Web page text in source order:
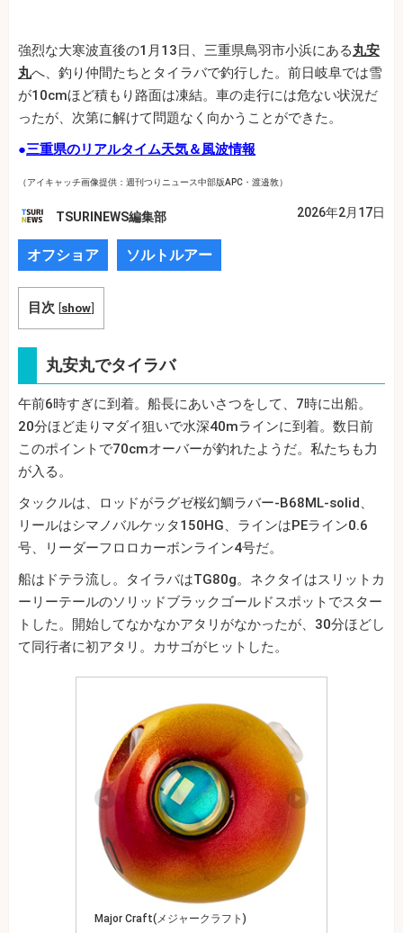
強烈な大寒波直後の1月13日、三重県鳥羽市小浜にある丸安
丸へ、釣り仲間たちとタイラバで釣行した。前日岐阜では雪
が10cmほど積もり路面は凍結。車の走行には危ない状況だ
ったが、次第に解けて問題なく向かうことができた。
●三重県のリアルタイム天気＆風波情報
（アイキャッチ画像提供：週刊つりニュース中部版APC・渡邉敦）
TSURINEWS編集部 2026年2月17日
オフショア ソルトルアー
目次 [show]
丸安丸でタイラバ
午前6時すぎに到着。船長にあいさつをして、7時に出船。
20分ほど走りマダイ狙いで水深40mラインに到着。数日前
このポイントで70cmオーバーが釣れたようだ。私たちも力
が入る。
タックルは、ロッドがラグゼ桜幻鯛ラバー‐B68ML‐solid、
リールはシマノバルケッタ150HG、ラインはPEライン0.6
号、リーダーフロロカーボンライン4号だ。
船はドテラ流し。タイラバはTG80g。ネクタイはスリットカ
ーリーテールのソリッドブラックゴールドスポットでスター
トした。開始してなかなかアタリがなかったが、30分ほどし
て同行者に初アタリ。カサゴがヒットした。
Major Craft(メジャークラフト)